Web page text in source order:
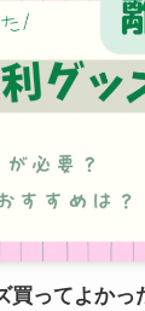
買ってよかっ